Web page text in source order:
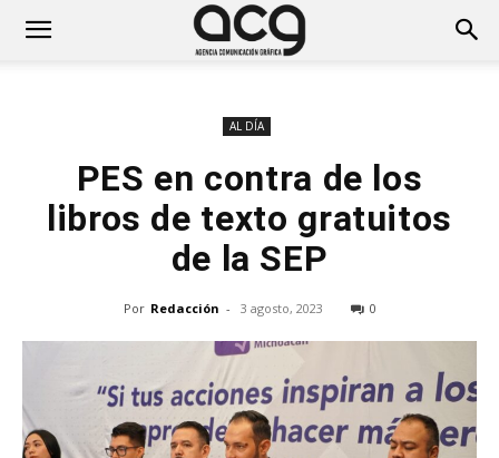
AL DÍA
PES en contra de los
libros de texto gratuitos
de la SEP
Por Redacción - 3 agosto, 2023 0